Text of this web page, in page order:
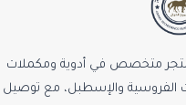
متخصص في أدوية ومكملات
الفروسية والإسطبل، مع توصيل